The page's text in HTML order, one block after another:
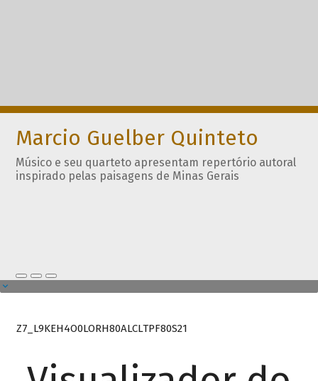
Marcio Guelber Quinteto
Músico e seu quarteto apresentam repertório autoral
inspirado pelas paisagens de Minas Gerais
Z7_L9KEH4O0LORH80ALCLTPF80S21